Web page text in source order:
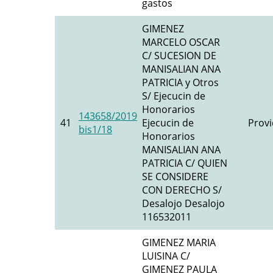
gastos
41
143658/2019
bis1/18
GIMENEZ
MARCELO OSCAR
C/ SUCESION DE
MANISALIAN ANA
PATRICIA y Otros
S/ Ejecucin de
Honorarios
Ejecucin de
Honorarios
MANISALIAN ANA
PATRICIA C/ QUIEN
SE CONSIDERE
CON DERECHO S/
Desalojo Desalojo
116532011
GIMENEZ MARIA
LUISINA C/
GIMENEZ PAULA